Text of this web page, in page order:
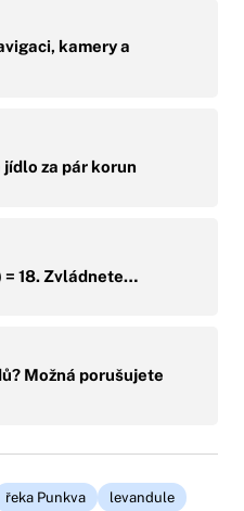
kamery a
za pár korun
= 18. Zvládnete…
Možná porušujete
řeka Punkva
levandule